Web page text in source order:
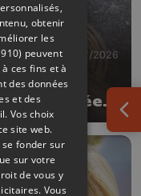
20/07/2026
Patrick
dégradée ?
obtenir
les
peuvent
ces fins et à
des données
et des
Vos choix
site web.
fonder sur
sur votre
de vous y
. Vous